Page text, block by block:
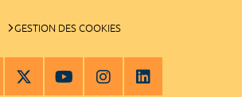
GESTION DES COOKIES